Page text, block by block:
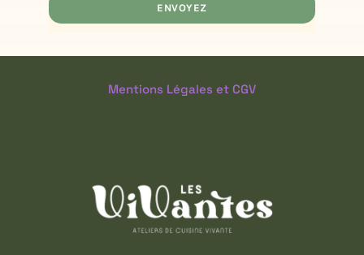
ENVOYEZ
Mentions Légales et CGV